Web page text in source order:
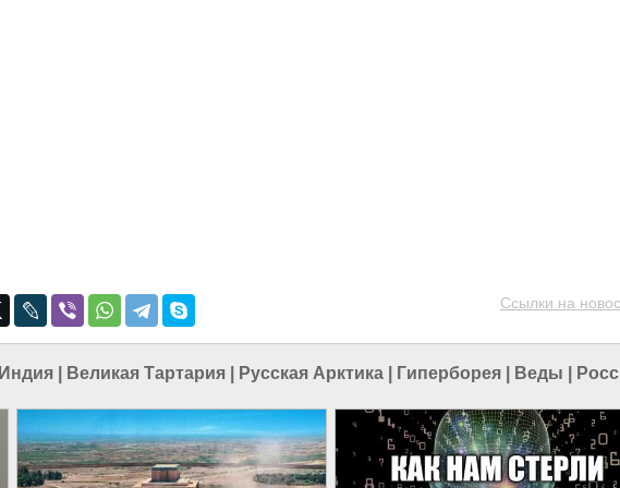
Ссылки на
Индия Великая Тартария Русская Арктика Гиперборея Веды